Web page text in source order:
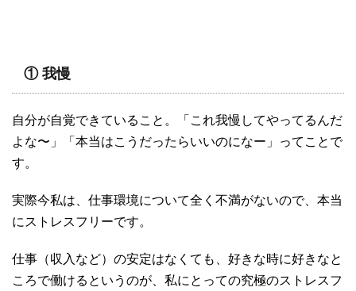
① 我慢
自分が自覚できていること。「これ我慢してやってるんだ
よな〜」「本当はこうだったらいいのになー」ってことで
す。
実際今私は、仕事環境について全く不満がないので、本当
にストレスフリーです。
仕事（収入など）の安定はなくても、好きな時に好きなと
ころで働けるというのが、私にとっての究極のストレスフ